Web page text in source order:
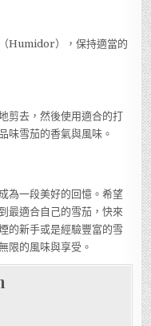
Humidor），保持適當的
剪去，然後使用適合的打
味雪茄的香氣與風味。
為一段美好的回憶。希望
最適合自己的雪茄，快來
的新手或是經驗豐富的雪
限的風味與享受。